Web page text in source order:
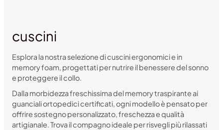
cuscini
Esplora la nostra selezione di cuscini ergonomici e in
memory foam, progettati per nutrire il benessere del sonno
e proteggere il collo.
Dalla morbidezza freschissima del memory traspirante ai
guanciali ortopedici certificati, ogni modello è pensato per
offrire sostegno personalizzato, freschezza e qualità
artigianale. Trova il compagno ideale per risvegli più rilassati